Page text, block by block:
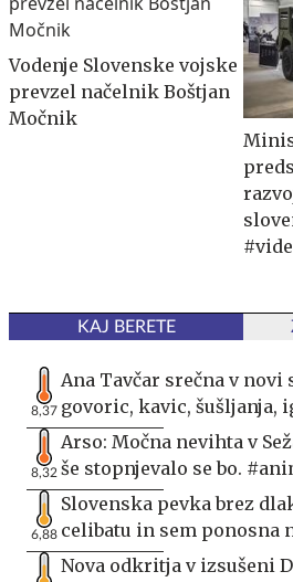
Vodenje Slovenske vojske
prevzel načelnik Boštjan
Močnik
KAJ BERETE
8,37
Ana Tavčar srečna v
govoric, kavic,
8,32
Arso: Močna nevihta v
še stopnjevalo se bo.
6,88
Slovenska pevka brez
celibatu in sem ponosna
Nova odkritja v izsušeni